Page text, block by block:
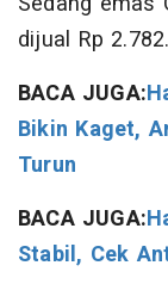
dijual Rp
BACA JUGA:
Bikin Kaget,
Turun
BACA JUGA:
Stabil, Cek